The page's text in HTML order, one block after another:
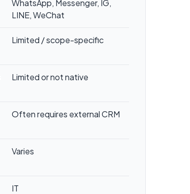
WhatsApp, Messenger, IG,
LINE, WeChat
Limited / scope-specific
Limited or not native
Often requires external CRM
Varies
IT